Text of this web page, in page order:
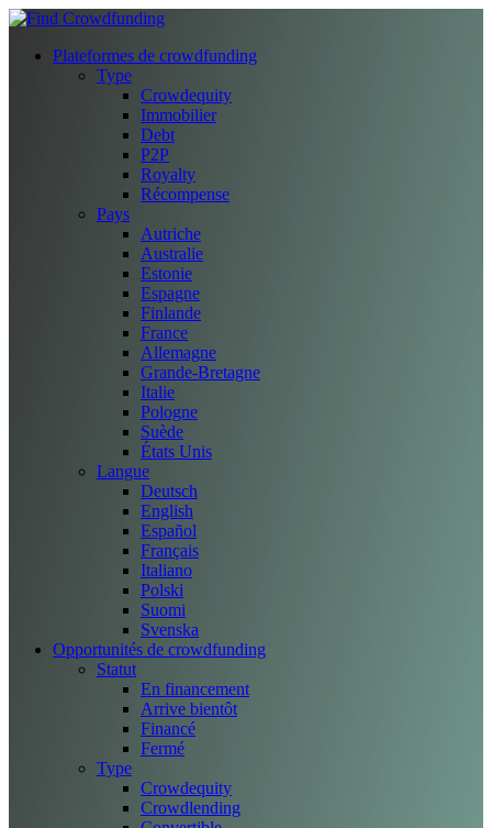
Plateformes de crowdfunding
Type
Crowdequity
Immobilier
Debt
P2P
Royalty
Récompense
Pays
Autriche
Australie
Estonie
Espagne
Finlande
France
Allemagne
Grande-Bretagne
Italie
Pologne
Suède
États Unis
Langue
Deutsch
English
Español
Français
Italiano
Polski
Suomi
Svenska
Opportunités de crowdfunding
Statut
En financement
Arrive bientôt
Financé
Fermé
Type
Crowdequity
Crowdlending